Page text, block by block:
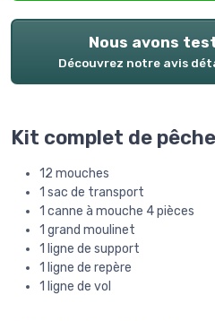
Nous avons
Découvrez notre avis
Kit complet de
12 mouches
1 sac de transport
1 canne à mouche 4 pièces
1 grand moulinet
1 ligne de support
1 ligne de repère
1 ligne de vol